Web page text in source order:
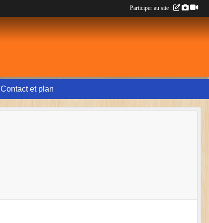
Contact et plan
Participer au site :